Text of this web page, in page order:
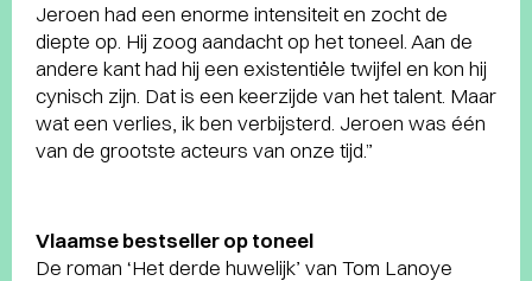
Jeroen had een enorme intensiteit en zocht de
diepte op. Hij zoog aandacht op het toneel. Aan de
andere kant had hij een existentiële twijfel en kon hij
cynisch zijn. Dat is een keerzijde van het talent. Maar
wat een verlies, ik ben verbijsterd. Jeroen was één
van de grootste acteurs van onze tijd.”
Vlaamse bestseller op toneel
De roman ‘Het derde huwelijk’ van Tom Lanoye